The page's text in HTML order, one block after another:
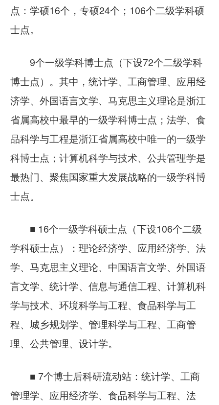
点：学硕16个，专硕24个；106个二级学科硕
士点。
9个一级学科博士点（下设72个二级学科
博士点）。其中，统计学、工商管理、应用经
济学、外国语言文学、马克思主义理论是浙江
省属高校中最早的一级学科博士点；法学、食
品科学与工程是浙江省属高校中唯一的一级学
科博士点；计算机科学与技术、公共管理学是
最热门、聚焦国家重大发展战略的一级学科博
士点。
■ 16个一级学科硕士点（下设106个二级
学科硕士点）：理论经济学、应用经济学、法
学、马克思主义理论、中国语言文学、外国语
言文学、统计学、信息与通信工程、计算机科
学与技术、环境科学与工程、食品科学与工
程、城乡规划学、管理科学与工程、工商管
理、公共管理、设计学。
■ 7个博士后科研流动站：统计学、工商
管理学、应用经济学、食品科学与工程、法